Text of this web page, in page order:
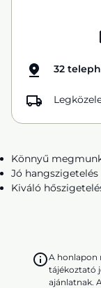
32
Könnyű
Jó hangszigetelés
Kiváló
A honlapon
tájékoztató
ajánlatnak.